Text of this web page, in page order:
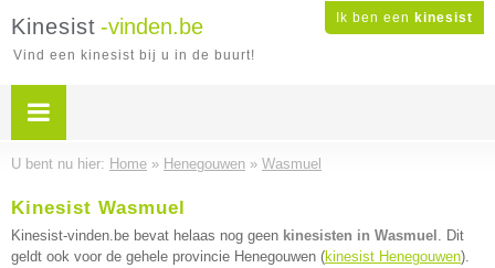
Ik ben een kinesist
Kinesist -vinden.be
Vind een kinesist bij u in de buurt!
U bent nu hier: Home » Henegouwen » Wasmuel
Kinesist Wasmuel
Kinesist-vinden.be bevat helaas nog geen kinesisten in Wasmuel . Dit
geldt ook voor de gehele provincie Henegouwen (kinesist Henegouwen).